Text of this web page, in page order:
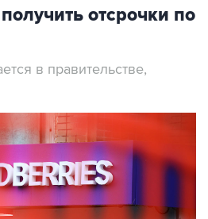
отсрочки по
в правительстве,